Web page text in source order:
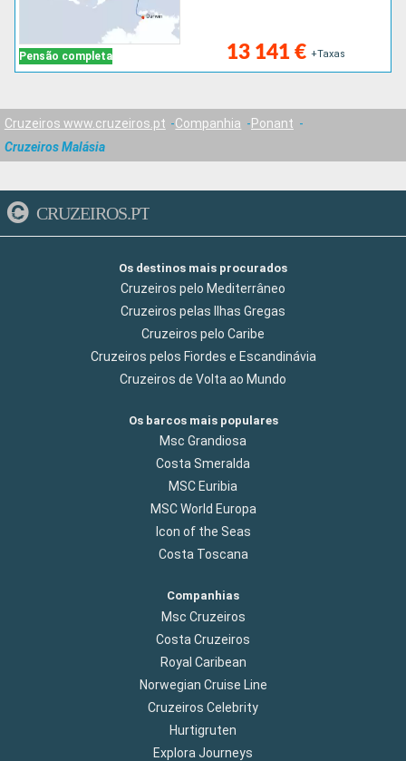
Pensão completa 13 141 € +Taxas
Cruzeiros www.cruzeiros.pt Companhia
Ponant
Cruzeiros Malásia
CRUZEIROS.PT
Os destinos mais procurados
Cruzeiros pelo Mediterrâneo
Cruzeiros pelas Ilhas Gregas
Cruzeiros pelo Caribe
Cruzeiros pelos Fiordes e Escandinávia
Cruzeiros de Volta ao Mundo
Os barcos mais populares
Msc Grandiosa
Costa Smeralda
MSC Euribia
MSC World Europa
Icon of the Seas
Costa Toscana
Companhias
Msc Cruzeiros
Costa Cruzeiros
Royal Caribean
Norwegian Cruise Line
Cruzeiros Celebrity
Hurtigruten
Explora Journeys